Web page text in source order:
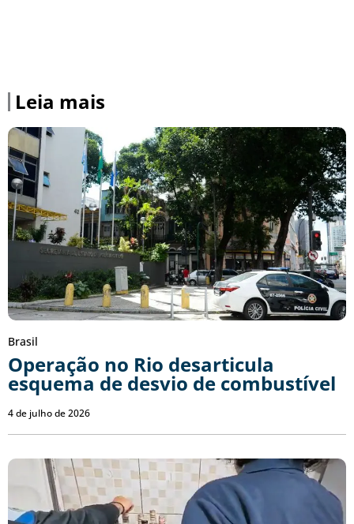
Leia mais
Brasil
Operação no Rio desarticula
esquema de desvio de combustível
4 de julho de 2026